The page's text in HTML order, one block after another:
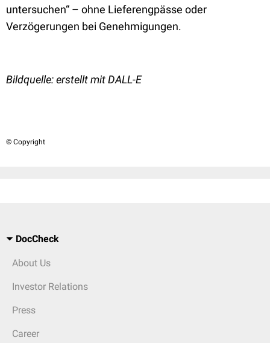
untersuchen“ – ohne Lieferengpässe oder
Verzögerungen bei Genehmigungen.
Bildquelle: erstellt mit DALL-E
© Copyright
DocCheck
About Us
Investor Relations
Press
Career